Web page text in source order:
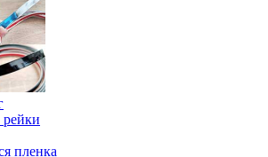
рейки
пленка